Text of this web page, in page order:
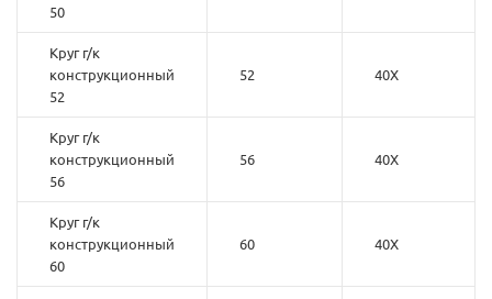
50
Круг г/к
конструкционный
52
52 40Х
Круг г/к
конструкционный
56
56 40Х
Круг г/к
конструкционный
60
60 40Х